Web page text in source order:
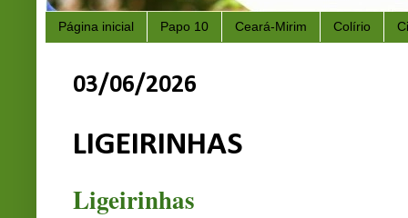
Página inicial Papo 10 Ceará-Mirim Colírio
03/06/2026
LIGEIRINHAS
Ligeirinhas